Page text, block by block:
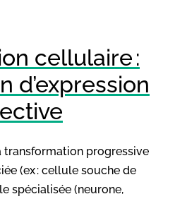
cellulaire :
d’expression
transformation progressive
(ex : cellule souche de
spécialisée (neurone,